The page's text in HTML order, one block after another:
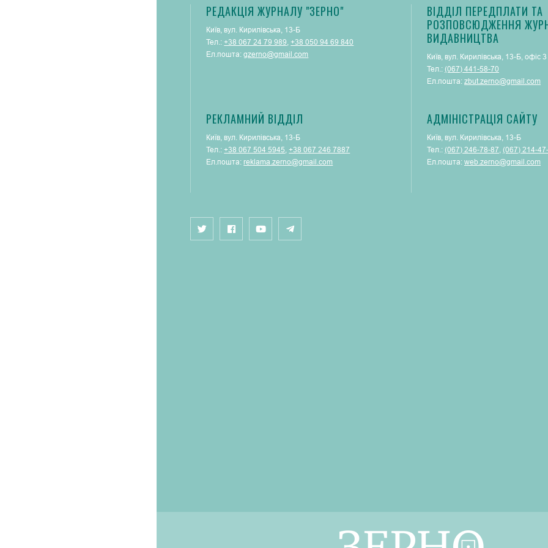
РЕДАКЦІЯ ЖУРНАЛУ "ЗЕРНО"
Київ, вул. Кирилівська, 13-Б
Тел.:+38 067 24 79 989 ,+38 050 94 69 840
Ел.пошта:gzerno@gmail.com
ВІДДІЛ ПЕРЕДПЛАТИ ТА
РОЗПОВСЮДЖЕННЯ
ВИДАВНИЦТВА
Київ, вул. Кирилівська, 13-Б, офіс 3
Тел.: (067) 441-58-70
Ел.пошта: zbut.zerno@gmail.com
РЕКЛАМНИЙ ВІДДІЛ
Київ, вул. Кирилівська, 13-Б
Тел.:+38 067 504 5945 ,+38 067 246 7887
Ел.пошта:reklama.zerno@gmail.com
АДМІНІСТРАЦІЯ САЙТУ
Київ, вул. Кирилівська, 13-Б
Тел.: (‎067) 246-78-87 (067) 214-
Ел.пошта: web.zerno@gmail.com